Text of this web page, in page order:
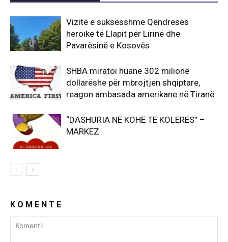
Vizitë e suksesshme Qëndresës
heroike të Llapit për Lirinë dhe
Pavarësinë e Kosovës
SHBA miratoi huanë 302 milionë
dollarëshe për mbrojtjen shqiptare,
reagon ambasada amerikane në Tiranë
“DASHURIA NË KOHË TË KOLERËS” –
MARKEZ
K O M E N T E